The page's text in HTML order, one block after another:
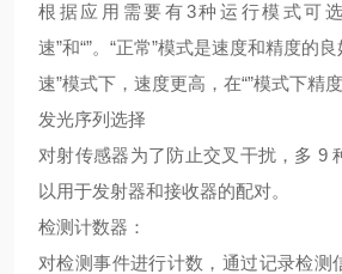
根据应用需要有3种运行模式可
速”和“”。“正常”模式是速度和精度的
速”模式下，速度更高，在“”模式下精度
发光序列选择
对射传感器为了防止交叉干扰，多 9
以用于发射器和接收器的配对。
检测计数器：
对检测事件进行计数，通过记录检测